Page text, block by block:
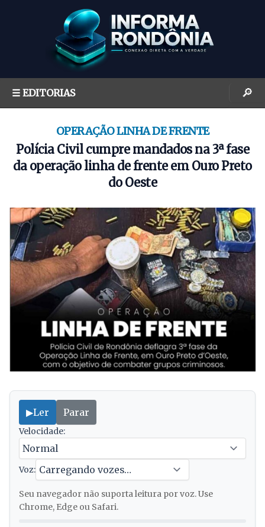
☰ EDITORIAS 🔎
OPERAÇÃO LINHA DE FRENTE
Polícia Civil cumpre mandados na 3ª fase
da operação linha de frente em Ouro Preto
do Oeste
▶Ler Parar
Velocidade:
Voz:
Seu navegador não suporta leitura por voz. Use
Chrome, Edge ou Safari.